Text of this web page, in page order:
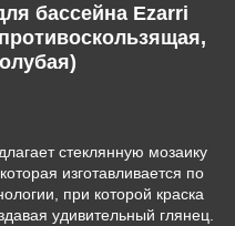
бассейна Ezarri
стеклянную мозаику
изготавливается по
при которой краска
удивительный глянец.